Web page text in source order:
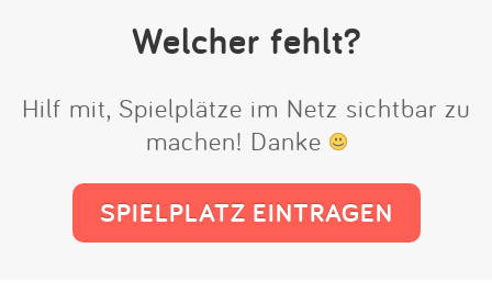
Welcher fehlt?
Hilf mit, Spielplätze im Netz sichtbar zu
machen! Danke
SPIELPLATZ EINTRAGEN